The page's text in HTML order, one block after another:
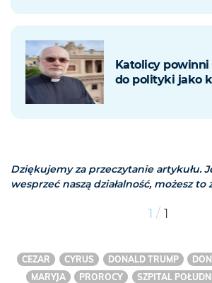
Katolicy powinni
do polityki jako
Dziękujemy za przeczytanie artykułu.
wesprzeć naszą działalność, możesz to
1 / 1
CEZAR CYRUS DONALD TRUMP
MARYJA
PROROCY SZPITAL